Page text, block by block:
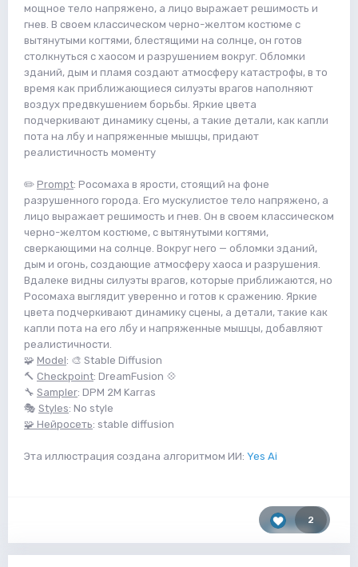
мощное тело напряжено, а лицо выражает решимость и
гнев. В своем классическом черно-желтом костюме с
вытянутыми когтями, блестящими на солнце, он готов
столкнуться с хаосом и разрушением вокруг. Обломки
зданий, дым и пламя создают атмосферу катастрофы, в то
время как приближающиеся силуэты врагов наполняют
воздух предвкушением борьбы. Яркие цвета
подчеркивают динамику сцены, а такие детали, как капли
пота на лбу и напряженные мышцы, придают
реалистичность моменту
✏️ Prompt: Росомаха в ярости, стоящий на фоне
разрушенного города. Его мускулистое тело напряжено, а
лицо выражает решимость и гнев. Он в своем классическом
черно-желтом костюме, с вытянутыми когтями,
сверкающими на солнце. Вокруг него — обломки зданий,
дым и огонь, создающие атмосферу хаоса и разрушения.
Вдалеке видны силуэты врагов, которые приближаются, но
Росомаха выглядит уверенно и готов к сражению. Яркие
цвета подчеркивают динамику сцены, а детали, такие как
капли пота на его лбу и напряженные мышцы, добавляют
реалистичности.
🧩 Model: 🎨 Stable Diffusion
🔨 Checkpoint: DreamFusion 💠
🔧 Sampler: DPM 2M Karras
🎭 Styles: No style
🧩 Нейросеть: stable diffusion
Эта иллюстрация создана алгоритмом ИИ: Yes Ai
2